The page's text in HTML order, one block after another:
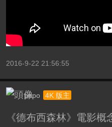
2016-9-22 21:56:55
popo 4K 版主
《德布西森林》電影